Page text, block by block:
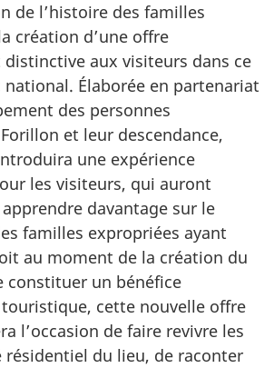
de l’histoire des familles
création d’une offre
distinctive aux visiteurs dans ce
national. Élaborée en partenariat
des personnes
et leur descendance,
une expérience
les visiteurs, qui auront
apprendre davantage sur le
familles expropriées ayant
au moment de la création du
constituer un bénéfice
cette nouvelle offre
l’occasion de faire revivre les
résidentiel du lieu, de raconter